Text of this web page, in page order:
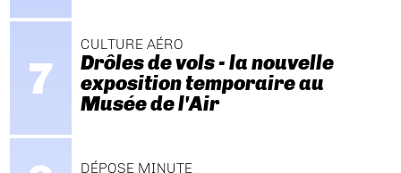
CULTURE AÉRO
Drôles de vols - la nouvelle
exposition temporaire au
Musée de l'Air
DÉPOSE MINUTE